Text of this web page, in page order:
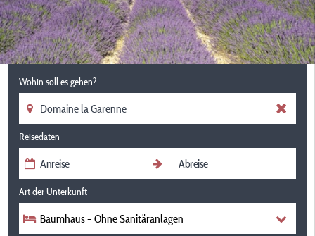
Wohin soll es gehen?
Reisedaten
Art der Unterkunft
Baumhaus – Ohne Sanitäranlagen